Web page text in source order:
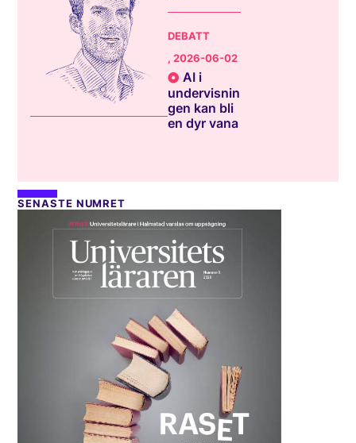
DEBATT
, 2026-06-02
AI i
undervisnin
gen kan bli
en dyr vana
SENASTE NUMRET